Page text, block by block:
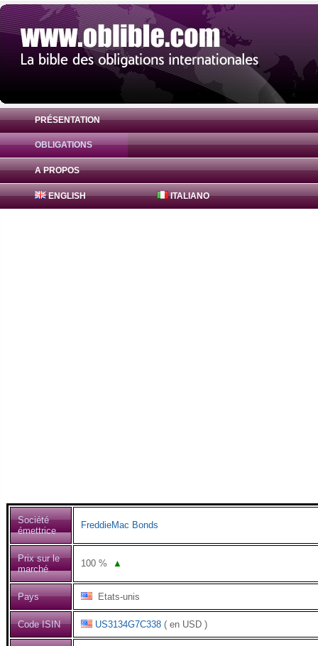
PRÉSENTATION
OBLIGATIONS
A PROPOS
ENGLISH ITALIANO
Obligation FreddieMac Bonds 1% (
Société
émettrice
FreddieMac Bonds
Prix sur le
marché
100 % ▲
Pays Etats-unis
Code ISIN US3134G7C338 ( en USD )